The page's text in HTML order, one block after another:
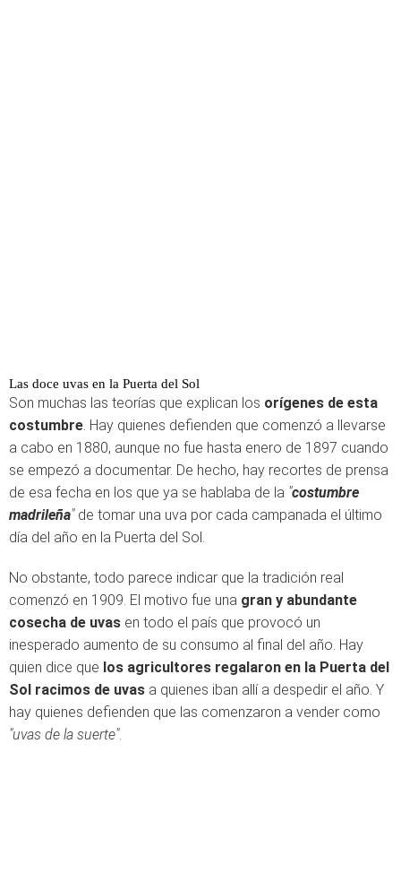
Las doce uvas en la Puerta del Sol
Son muchas las teorías que explican los orígenes de esta
costumbre. Hay quienes defienden que comenzó a llevarse
a cabo en 1880, aunque no fue hasta enero de 1897 cuando
se empezó a documentar. De hecho, hay recortes de prensa
de esa fecha en los que ya se hablaba de la "costumbre
madrileña"de tomar una uva por cada campanada el último
día del año en la Puerta del Sol.
No obstante, todo parece indicar que la tradición real
comenzó en 1909. El motivo fue una gran y abundante
cosecha de uvas en todo el país que provocó un
inesperado aumento de su consumo al final del año. Hay
quien dice que los agricultores regalaron en la Puerta del
Sol racimos de uvas a quienes iban allí a despedir el año. Y
hay quienes defienden que las comenzaron a vender como
"uvas de la suerte".